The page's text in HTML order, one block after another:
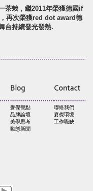
茶栽，繼2011年榮獲德國if
再次榮獲red dot award德
台持續發光發熱.
麥傑觀點
品牌論壇
美學思考
動態新聞
聯絡我們
麥傑環境
工作職缺